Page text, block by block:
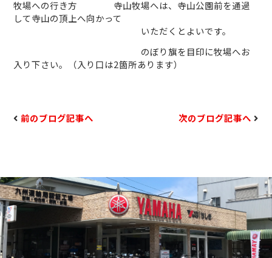
牧場への行き方 寺山牧場へは、寺山公園前を通過
して寺山の頂上へ向かって
いただくとよいです。
のぼり旗を目印に牧場へお
入り下さい。（入り口は2箇所あります）
前のブログ記事へ 次のブログ記事へ